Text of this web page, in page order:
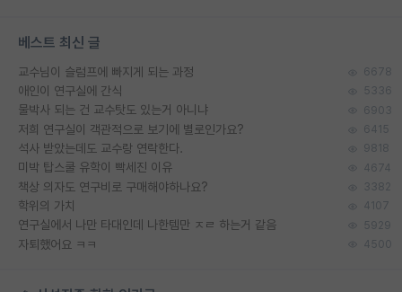
베스트 최신 글
교수님이 슬럼프에 빠지게 되는 과정 6678
애인이 연구실에 간식 5336
물박사 되는 건 교수탓도 있는거 아니냐 6903
저희 연구실이 객관적으로 보기에 별로인가요? 6415
석사 받았는데도 교수랑 연락한다. 9818
미박 탑스쿨 유학이 빡세진 이유 4674
책상 의자도 연구비로 구매해야하나요? 3382
학위의 가치 4107
연구실에서 나만 타대인데 나한템만 ㅈㄹ 하는거 같음 5929
자퇴했어요 ㅋㅋ 4500